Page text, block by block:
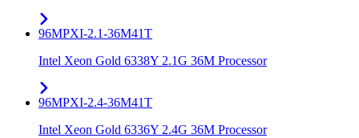
96MPXI-2.1-36M41T
Intel Xeon Gold 6338Y 2.1G 36M Processor
96MPXI-2.4-36M41T
Intel Xeon Gold 6336Y 2.4G 36M Processor